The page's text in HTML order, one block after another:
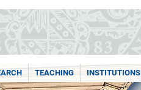
TEACHING INSTITUTIONS